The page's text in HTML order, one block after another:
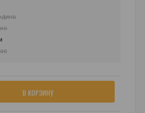
В КОРЗИНУ